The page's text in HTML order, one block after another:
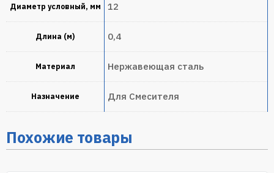
Диаметр условный, мм 12
Длина (м) 0,4
Материал Нержавеющая сталь
Назначение Для Смесителя
Похожие товары